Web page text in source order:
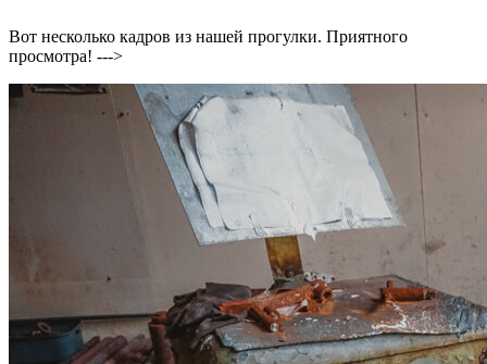
Вот несколько кадров из нашей прогулки. Приятного
просмотра! --->